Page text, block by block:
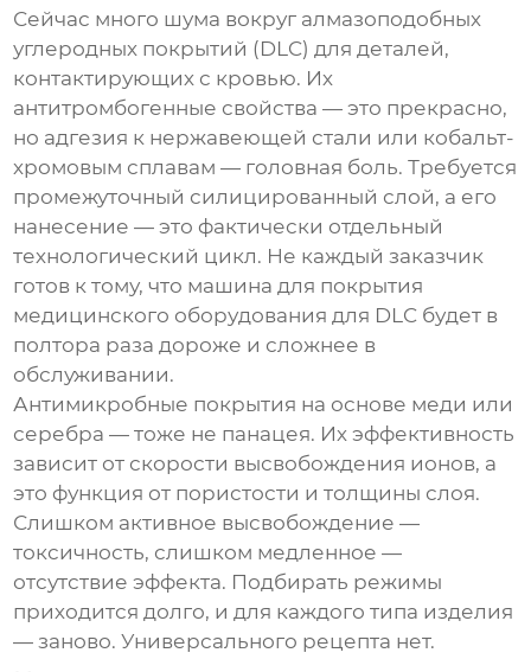
Сейчас много шума вокруг алмазоподобных
углеродных покрытий (DLC) для деталей,
контактирующих с кровью. Их
антитромбогенные свойства — это прекрасно,
но адгезия к нержавеющей стали или кобальт-
хромовым сплавам — головная боль. Требуется
промежуточный силицированный слой, а его
нанесение — это фактически отдельный
технологический цикл. Не каждый заказчик
готов к тому, что машина для покрытия
медицинского оборудования для DLC будет в
полтора раза дороже и сложнее в
обслуживании.
Антимикробные покрытия на основе меди или
серебра — тоже не панацея. Их эффективность
зависит от скорости высвобождения ионов, а
это функция от пористости и толщины слоя.
Слишком активное высвобождение —
токсичность, слишком медленное —
отсутствие эффекта. Подбирать режимы
приходится долго, и для каждого типа изделия
— заново. Универсального рецепта нет.